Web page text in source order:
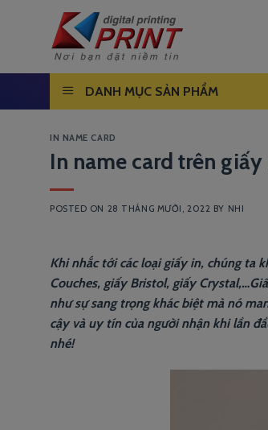
DANH MỤC SẢN PHẨM
IN NAME CARD
In name card trên
POSTED ON 28 THÁNG MƯỜI, 2022 BY NHI
Khi nhắc tới các loại giấy in, chúng ta
Couches, giấy Bristol, giấy
như sự sang trọng khác biệt mà nó
cậy và uy tín của người nhận khi lần
nhé!